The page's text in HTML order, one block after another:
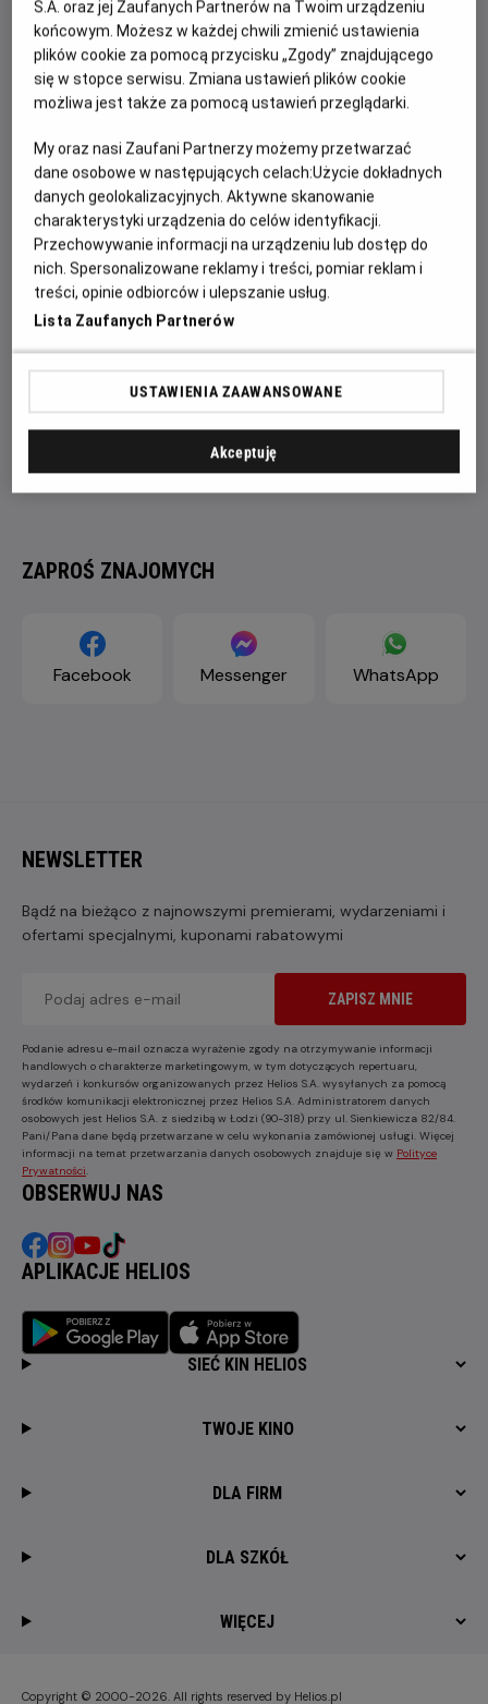
sam i ma siostrę, a cały gatunek kurozająców potrzebuje
ratunku, wyrusza w ryzykowną podróż do legendarnej
Świątyni Świstaka. Tylko ukryta tam moc może odmienić
ich los. Przed nim niebezpieczna droga, przeciwnicy gotowi
odwagi. Na szczęście nie jest sam: towarzyszą mu wierni
przyjaciele – nieco sarkastyczny żółw i przebojowa
skunksica. To pełna przygód i humoru opowieść o rodzinie,
przyjaźni i sile bycia sobą
ZAPROŚ ZNAJOMYCH
Facebook Messenger WhatsApp
NEWSLETTER
Bądź na bieżąco z najnowszymi premierami, wydarzeniami i
ofertami specjalnymi, kuponami rabatowymi
ZAPISZ MNIE
Podanie adresu e-mail oznacza wyrażenie zgody na otrzymywanie informacji
handlowych o charakterze marketingowym, w tym dotyczących repertuaru,
wydarzeń i konkursów organizowanych przez Helios S.A. wysyłanych za pomocą
środków komunikacji elektronicznej przez Helios S.A. Administratorem danych
osobowych jest Helios S.A. z siedzibą w Łodzi (90-318) przy ul. Sienkiewicza 82/84.
Pani/Pana dane będą przetwarzane w celu wykonania zamówionej usługi. Więcej
informacji na temat przetwarzania danych osobowych znajduje się w Polityce
Prywatności
OBSERWUJ NAS
APLIKACJE HELIOS
SIEĆ KIN HELIOS
TWOJE KINO
DLA FIRM
DLA SZKÓŁ
WIĘCEJ
Copyright © 2000-2026. All rights reserved by Helios.pl
S.A. oraz jej Zaufanych Partnerów na Twoim urządzeniu
końcowym. Możesz w każdej chwili zmienić ustawienia
plików cookie za pomocą przycisku „Zgody” znajdującego
się w stopce serwisu. Zmiana ustawień plików cookie
możliwa jest także za pomocą ustawień przeglądarki.
My oraz nasi Zaufani Partnerzy możemy przetwarzać
dane osobowe w następujących celach:Użycie dokładnych
danych geolokalizacyjnych. Aktywne skanowanie
charakterystyki urządzenia do celów identyfikacji.
Przechowywanie informacji na urządzeniu lub dostęp do
nich. Spersonalizowane reklamy i treści, pomiar reklam i
treści, opinie odbiorców i ulepszanie usług.
Lista Zaufanych Partnerów
USTAWIENIA ZAAWANSOWANE
Akceptuję